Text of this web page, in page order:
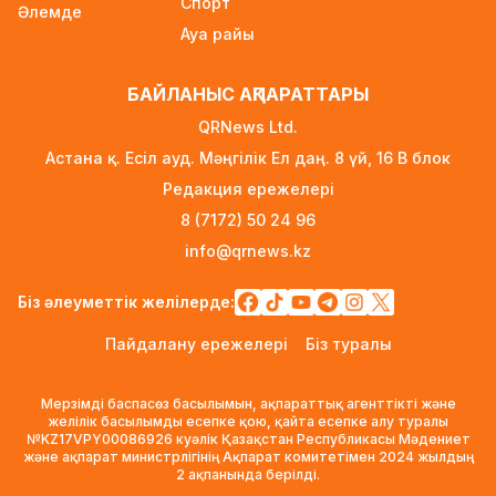
Wildberries Ресейден тыс қоймаларын
Украина Қазақстан мұнайын таситын
танкерлерге шабуылдауды тоқтатпақ
Әкімдіктер де грант бөлді: Қалай өтініш
Пашинян: Армения ЕО мен ЕАЭО арасында
таңдау жөнінде референдум өткізбейді
Нұрай Серікбайдың ата-анасы сотталушыдан
10 млрд теңге өтемақы талап етті
2 күн бұрын
Әлемде
Ауа райы
БАЙЛАНЫС АҚПАРАТТАРЫ
QRNews Ltd.
Астана қ. Есіл ауд. Мәңгілік Ел даң. 8 үй, 16 B блок
Редакция ережелері
8 (7172) 50 24 96
info@qrnews.kz
Біз әлеуметтік желілерде:
Пайдалану ережелері Біз туралы
Мерзімді баспасөз басылымын, ақпараттық агенттікті және
желілік басылымды есепке қою, қайта есепке алу туралы
№KZ17VPY00086926 куәлік Қазақстан Республикасы Мәдениет
және ақпарат министрлігінің Ақпарат комитетімен 2024 жылдың
2 ақпанында берілді.